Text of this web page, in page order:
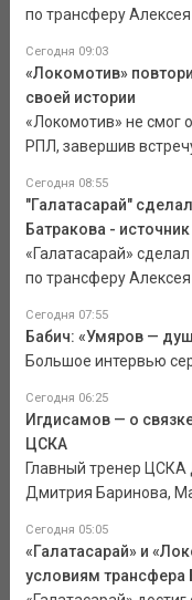
по трансферу Алексея
Сегодня 09:03
«Локомотив»
своей истории
«Локомотив» не смог
РПЛ, завершив встречу
Сегодня 08:55
"Галатасарай"
Батракова - источник
«Галатасарай»
по трансферу Алексея
Сегодня 07:55
Бабич: «Умяров —
Большое интервью
Сегодня 06:25
Игдисамов — о
ЦСКА
Главный тренер
Дмитрия Баринова,
Сегодня 05:05
«Галатасарай» и
условиям трансфера